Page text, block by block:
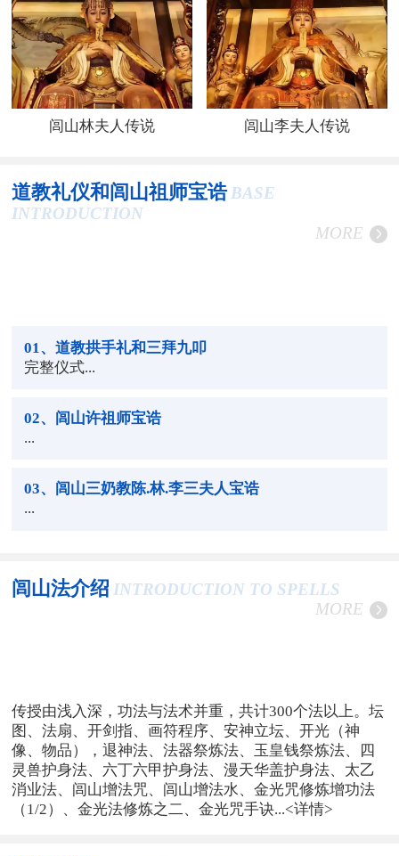
闾山林夫人传说 闾山李夫人传说
道教礼仪和闾山祖师宝诰 BASE
INTRODUCTION
MORE
01 、道教拱手礼和三拜九叩
完整仪式...
02、闾山许祖师宝诰
...
03、闾山三奶教陈.林.李三夫人宝诰
...
闾山法介绍 INTRODUCTION TO SPELLS
MORE
传授由浅入深，功法与法术并重，共计300个法以上。坛
图、法扇、开剑指、画符程序、安神立坛、开光（神
像、物品），退神法、法器祭炼法、玉皇钱祭炼法、四
灵兽护身法、六丁六甲护身法、漫天华盖护身法、太乙
消业法、闾山增法咒、闾山增法水、金光咒修炼增功法
（1/2）、金光法修炼之二、金光咒手诀...<详情>